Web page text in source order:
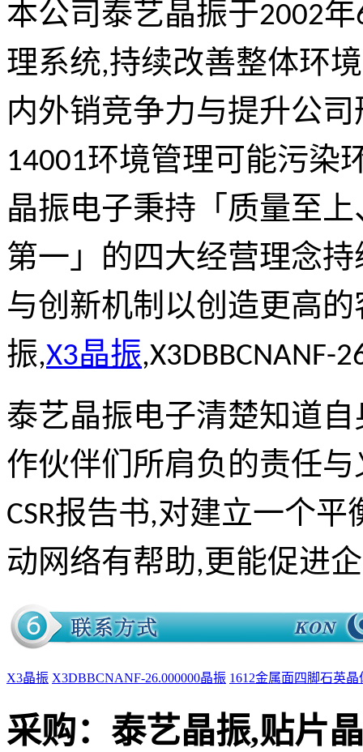
本公司泰艺晶振于2002
理系统,持续改善整体环
内外销竞争力与提升公
14001环境管理可能污染
晶振电子秉持「质量至
第一」的四大经营理念
与创新机制以创造更高的
振,X3晶振,X3DBBCNANF-
泰艺晶振电子清楚知道
作伙伴们所肩负的责任
CSR报告书,对建立一个
动网络有帮助,更能促进
X3晶振 X3DBBCNANF-26.000000晶振 1612金属面四脚石英晶
采购： 泰艺晶振,贴片